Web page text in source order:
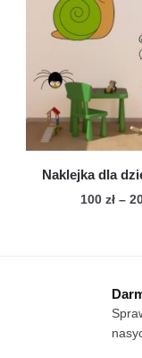
na
Naklejka dla
100 zł –